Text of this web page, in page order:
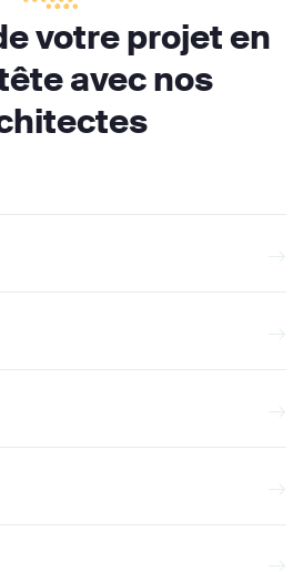
votre projet en
avec nos